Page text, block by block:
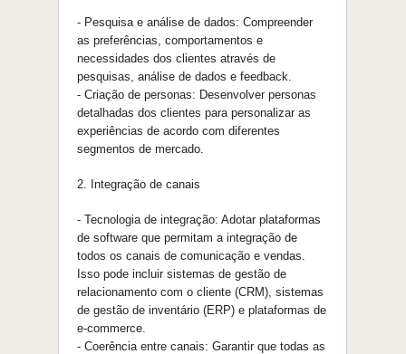
- Pesquisa e análise de dados: Compreender
as preferências, comportamentos e
necessidades dos clientes através de
pesquisas, análise de dados e feedback.
- Criação de personas: Desenvolver personas
detalhadas dos clientes para personalizar as
experiências de acordo com diferentes
segmentos de mercado.
2. Integração de canais
- Tecnologia de integração: Adotar plataformas
de software que permitam a integração de
todos os canais de comunicação e vendas.
Isso pode incluir sistemas de gestão de
relacionamento com o cliente (CRM), sistemas
de gestão de inventário (ERP) e plataformas de
e-commerce.
- Coerência entre canais: Garantir que todas as